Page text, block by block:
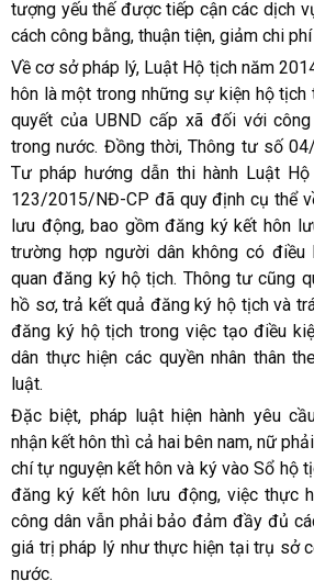
tượng yếu thế được tiếp cận các dịch
cách công bằng, thuận tiện, giảm chi
Về cơ sở pháp lý, Luật Hộ tịch năm
hôn là một trong những sự kiện hộ
quyết của UBND cấp xã đối với
trong nước. Đồng thời, Thông tư số
Tư pháp hướng dẫn thi hành Luật
123/2015/NĐ-CP đã quy định cụ thể
lưu động, bao gồm đăng ký kết hôn
trường hợp người dân không có
quan đăng ký hộ tịch. Thông tư cũng
hồ sơ, trả kết quả đăng ký hộ tịch và
đăng ký hộ tịch trong việc tạo điều
dân thực hiện các quyền nhân thân
luật.
Đặc biệt, pháp luật hiện hành yêu
nhận kết hôn thì cả hai bên nam, nữ
chí tự nguyện kết hôn và ký vào Sổ hộ
đăng ký kết hôn lưu động, việc thực
công dân vẫn phải bảo đảm đầy đủ
giá trị pháp lý như thực hiện tại trụ sở
nước.